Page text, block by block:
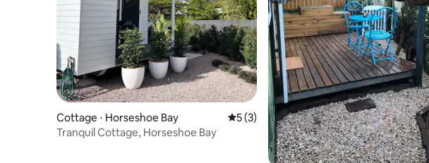
Cottage ⋅ Horseshoe Bay Évaluation moyenne sur la base de 3
5 (3)
Tranquil Cottage, Horseshoe Bay